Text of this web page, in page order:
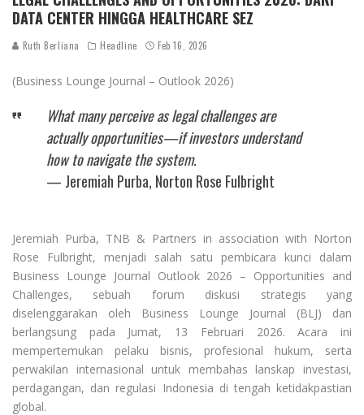
DATA CENTER HINGGA HEALTHCARE SEZ
Ruth Berliana Headline Feb 16, 2026
(Business Lounge Journal – Outlook 2026)
What many perceive as legal challenges are
actually opportunities—if investors understand
how to navigate the system.
— Jeremiah Purba, Norton Rose Fulbright
Jeremiah Purba, TNB & Partners in association with Norton
Rose Fulbright, menjadi salah satu pembicara kunci dalam
Business Lounge Journal Outlook 2026 – Opportunities and
Challenges, sebuah forum diskusi strategis yang
diselenggarakan oleh Business Lounge Journal (BLJ) dan
berlangsung pada Jumat, 13 Februari 2026. Acara ini
mempertemukan pelaku bisnis, profesional hukum, serta
perwakilan internasional untuk membahas lanskap investasi,
perdagangan, dan regulasi Indonesia di tengah ketidakpastian
global.